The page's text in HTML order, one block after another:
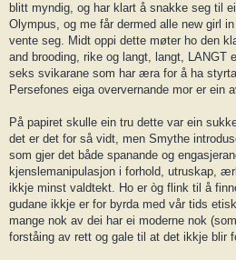
blitt myndig, og har klart å snakke seg til
Olympus, og me får dermed alle new girl
vente seg. Midt oppi dette møter ho den
and brooding, rike og langt, langt, LANGT
seks svikarane som har æra for å ha
Persefones eiga oververnande mor er ein
På papiret skulle ein tru dette var ein
det er det for så vidt, men Smythe
som gjer det både spanande og
kjenslemanipulasjon i forhold, utruskap,
ikkje minst valdtekt. Ho er òg flink til å
gudane ikkje er for byrda med vår tids
mange nok av dei har ei moderne nok
forståing av rett og gale til at det ikkje blir